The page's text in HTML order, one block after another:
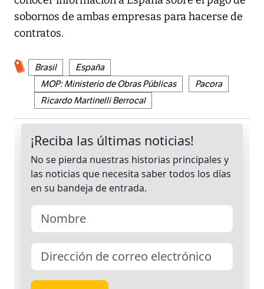
sobornos de ambas empresas para hacerse de
contratos.
Brasil
España
MOP: Ministerio de Obras Públicas
Pacora
Ricardo Martinelli Berrocal